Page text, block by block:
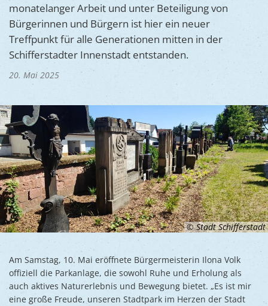
monatelanger Arbeit und unter Beteiligung von
Bürgerinnen und Bürgern ist hier ein neuer
Treffpunkt für alle Generationen mitten in der
Schifferstadter Innenstadt entstanden.
20. Mai 2025
© Stadt Schifferstadt
Am Samstag, 10. Mai eröffnete Bürgermeisterin Ilona Volk
offiziell die Parkanlage, die sowohl Ruhe und Erholung als
auch aktives Naturerlebnis und Bewegung bietet. „Es ist mir
eine große Freude, unseren Stadtpark im Herzen der Stadt